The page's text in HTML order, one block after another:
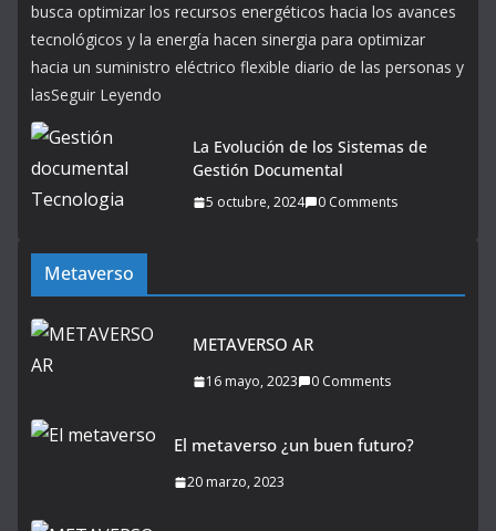
busca optimizar los recursos energéticos hacia los avances
tecnológicos y la energía hacen sinergia para optimizar
hacia un suministro eléctrico flexible diario de las personas y
lasSeguir Leyendo
La Evolución de los Sistemas de
Gestión Documental
5 octubre, 2024 0 Comments
Metaverso
METAVERSO AR
16 mayo, 2023 0 Comments
El metaverso ¿un buen futuro?
20 marzo, 2023